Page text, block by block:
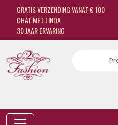
GRATIS VERZENDING VANAF € 100
CHAT MET LINDA
30 JAAR ERVARING